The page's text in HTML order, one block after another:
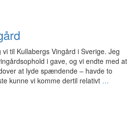
til Kullabergs Vingård i Sverige. Jeg
i gave, og vi endte med at
at lyde spændende – havde to
kunne vi komme dertil relativt …